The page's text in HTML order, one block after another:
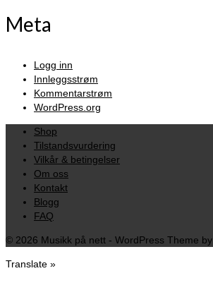
Meta
Logg inn
Innleggsstrøm
Kommentarstrøm
WordPress.org
Shop
Tilstandsvurdering
Vilkår & betingelser
Om oss
Kontakt
Blogg
FAQ
© 2026 Musikk på nett - WordPress Theme by
Translate »